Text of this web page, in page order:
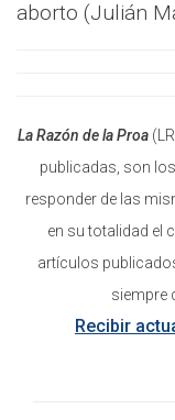
aborto (Julián
La Razón de la Proa
publicadas, son
responder de las
en su totalidad el
artículos
siempre
Recibir